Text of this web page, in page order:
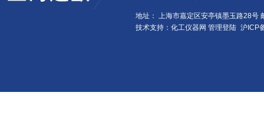
地址： 上海市嘉定区安亭镇墨玉路28号
技术支持：化工仪器网 管理登陆 沪ICP